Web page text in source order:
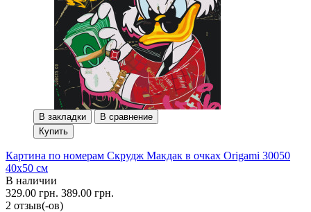
В закладки
В сравнение
Купить
Картина по номерам Скрудж Макдак в очках Origami 30050
40x50 см
В наличии
329.00 грн. 389.00 грн.
2 отзыв(-ов)